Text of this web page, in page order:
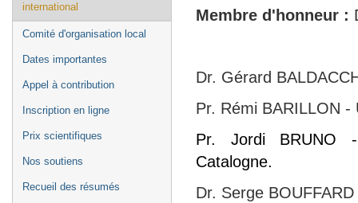
international
Comité d'organisation local
Dates importantes
Appel à contribution
Inscription en ligne
Prix scientifiques
Nos soutiens
Recueil des résumés
Membre d'honneur :
Dr. Gérard
Pr. Rémi BARILLON
Pr. Jordi BRUNO -
Catalogne.
Dr. Serge